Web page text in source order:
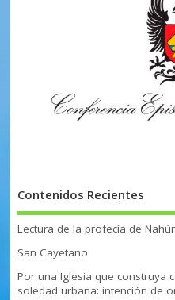
Contenidos Recientes
Lectura de la profecía de
San Cayetano
Por una Iglesia que construya
soledad urbana: intención de